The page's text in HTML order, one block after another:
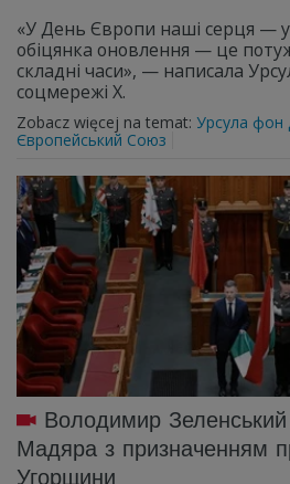
«У День Європи наші серця — у
обіцянка оновлення — це
складні часи», — написала
соцмережі X.
Zobacz więcej na temat: Урсула фон
Європейський Союз
Володимир Зеленський
Мадяра з призначенням